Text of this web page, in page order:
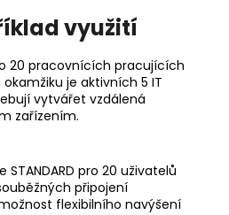
využití
20 pracovnících pracujících
je aktivních 5 IT
vytvářet vzdálená
zařízením.
STANDARD pro 20 uživatelů
připojení
flexibilního navýšení